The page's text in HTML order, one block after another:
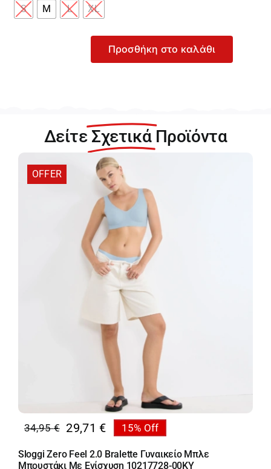
S M L XL
Ροζ
Μπουστάκι
Με
Ενίσχυση
ποσότητα
Προσθήκη στο καλάθι
Δείτε Σχετικά Προϊόντα
OFFER
34,95€
Original
price
was:
29,71 €
Η
τρέχουσα
τιμή
15% Off
Sloggi Zero Feel 2.0 Bralette Γυναικείο Μπλε
Μπουστάκι Με Ενίσχυση 10217728-00KY